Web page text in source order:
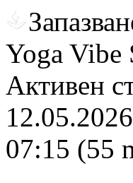
Yoga Vibe
Активен
07:15 (55